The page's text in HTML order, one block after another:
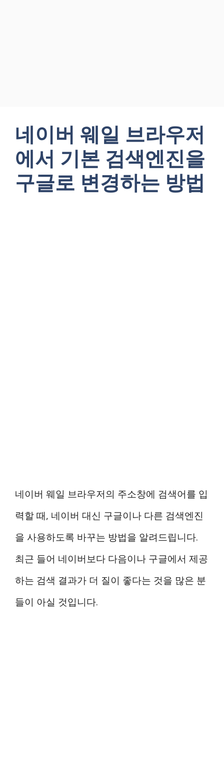
네이버 웨일 브라우저
에서 기본 검색엔진을
구글로 변경하는 방법
네이버 웨일 브라우저의 주소창에 검색어를 입
력할 때, 네이버 대신 구글이나 다른 검색엔진
을 사용하도록 바꾸는 방법을 알려드립니다.
최근 들어 네이버보다 다음이나 구글에서 제공
하는 검색 결과가 더 질이 좋다는 것을 많은 분
들이 아실 것입니다.